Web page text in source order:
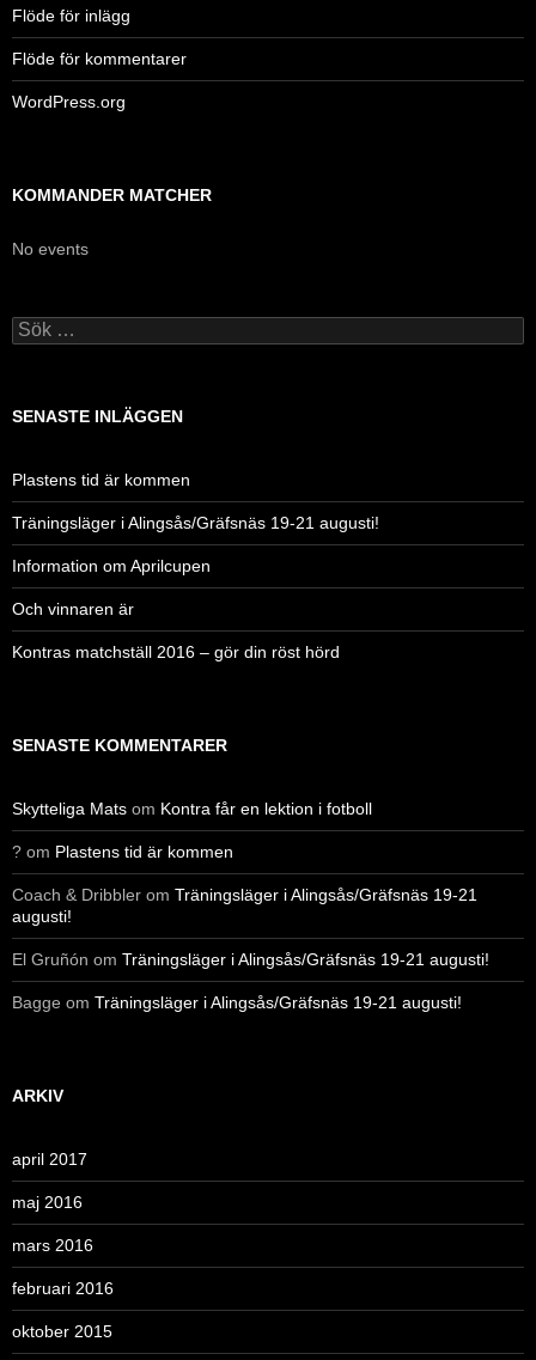
Flöde för inlägg
Flöde för kommentarer
WordPress.org
KOMMANDER MATCHER
No events
Sök
efter:
SENASTE INLÄGGEN
Plastens tid är kommen
Träningsläger i Alingsås/Gräfsnäs 19-21 augusti!
Information om Aprilcupen
Och vinnaren är
Kontras matchställ 2016 – gör din röst hörd
SENASTE KOMMENTARER
Skytteliga Mats om Kontra får en lektion i fotboll
? om Plastens tid är kommen
Coach & Dribbler om Träningsläger i Alingsås/Gräfsnäs 19-21
augusti!
El Gruñón om Träningsläger i Alingsås/Gräfsnäs 19-21 augusti!
Bagge om Träningsläger i Alingsås/Gräfsnäs 19-21 augusti!
ARKIV
april 2017
maj 2016
mars 2016
februari 2016
oktober 2015